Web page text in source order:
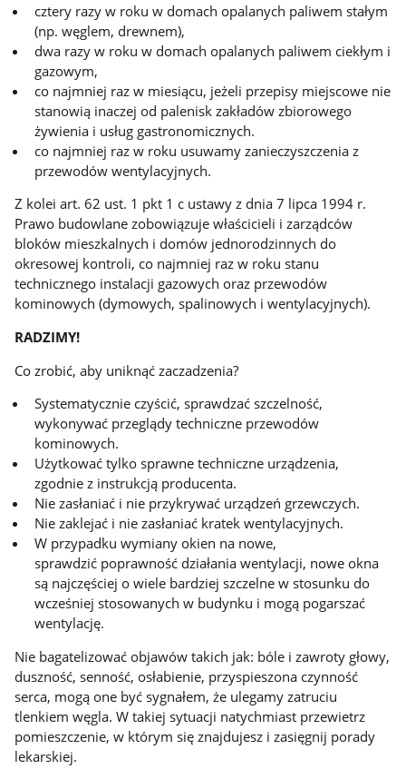
cztery razy w roku w domach opalanych paliwem stałym
(np. węglem, drewnem),
dwa razy w roku w domach opalanych paliwem ciekłym i
gazowym,
co najmniej raz w miesiącu, jeżeli przepisy miejscowe nie
stanowią inaczej od palenisk zakładów zbiorowego
żywienia i usług gastronomicznych.
co najmniej raz w roku usuwamy zanieczyszczenia z
przewodów wentylacyjnych.
Z kolei art. 62 ust. 1 pkt 1 c ustawy z dnia 7 lipca 1994 r.
Prawo budowlane zobowiązuje właścicieli i zarządców
bloków mieszkalnych i domów jednorodzinnych do
okresowej kontroli, co najmniej raz w roku stanu
technicznego instalacji gazowych oraz przewodów
kominowych (dymowych, spalinowych i wentylacyjnych).
RADZIMY!
Co zrobić, aby uniknąć zaczadzenia?
Systematycznie czyścić, sprawdzać szczelność,
wykonywać przeglądy techniczne przewodów
kominowych.
Użytkować tylko sprawne techniczne urządzenia,
zgodnie z instrukcją producenta.
Nie zasłaniać i nie przykrywać urządzeń grzewczych.
Nie zaklejać i nie zasłaniać kratek wentylacyjnych.
W przypadku wymiany okien na nowe,
sprawdzić poprawność działania wentylacji, nowe okna
są najczęściej o wiele bardziej szczelne w stosunku do
wcześniej stosowanych w budynku i mogą pogarszać
wentylację.
Nie bagatelizować objawów takich jak: bóle i zawroty głowy,
duszność, senność, osłabienie, przyspieszona czynność
serca, mogą one być sygnałem, że ulegamy zatruciu
tlenkiem węgla. W takiej sytuacji natychmiast przewietrz
pomieszczenie, w którym się znajdujesz i zasięgnij porady
lekarskiej.